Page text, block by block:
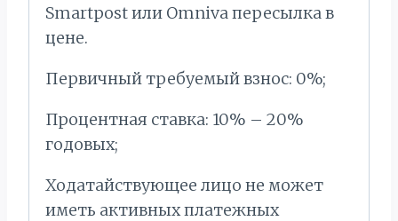
Smartpost или Omniva пересылка в
цене.
Первичный требуемый взнос: 0%;
Процентная ставка: 10% – 20%
годовых;
Ходатайствующее лицо не может
иметь активных платежных